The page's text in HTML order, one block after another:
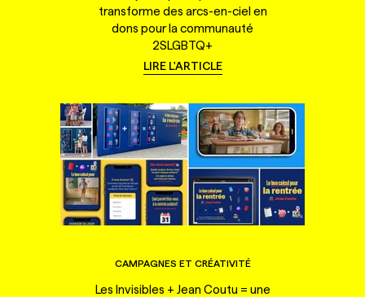
transforme des arcs-en-ciel en
dons pour la communauté
2SLGBTQ+
LIRE L'ARTICLE
CAMPAGNES ET CRÉATIVITÉ
Les Invisibles + Jean Coutu = une